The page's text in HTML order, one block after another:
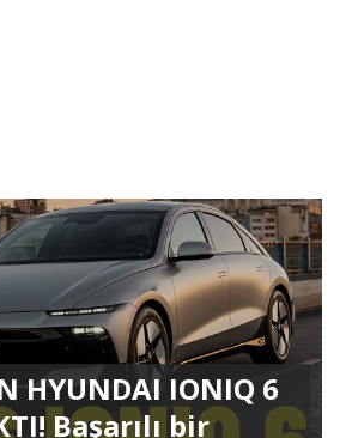
HYUNDAI IONIQ 6
Başarılı bir